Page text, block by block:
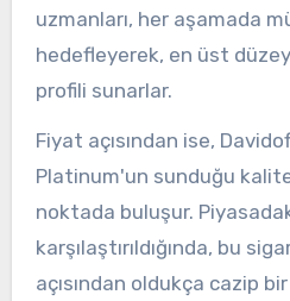
uzmanları, her aşamada
hedefleyerek, en üst
profili sunarlar.
Fiyat açısından ise,
Platinum'un sunduğu
noktada buluşur.
karşılaştırıldığında, bu
açısından oldukça cazip